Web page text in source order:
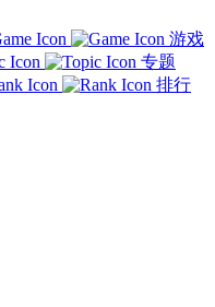
游戏
专题
排行